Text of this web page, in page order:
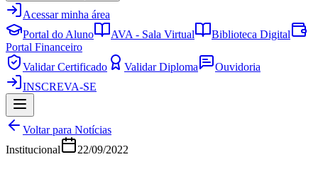
Acessar minha área
Portal do Aluno
AVA - Sala Virtual
Biblioteca Digital
Portal Financeiro
Validar Certificado
Validar Diploma
Ouvidoria
INSCREVA-SE
Voltar para Notícias
Institucional
22/09/2022